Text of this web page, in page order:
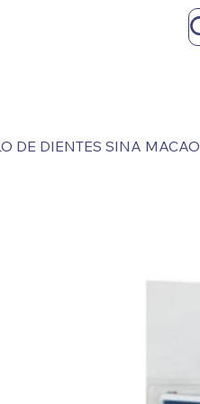
DE DIENTES SINA MACAO